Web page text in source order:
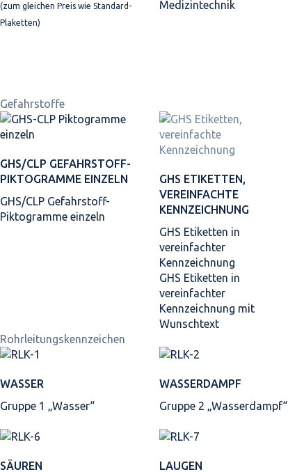
(zum gleichen Preis wie Standard-
Plaketten)
Medizintechnik
Gefahrstoffe
GHS/CLP GEFAHRSTOFF-
PIKTOGRAMME EINZELN
GHS/CLP Gefahrstoff-
Piktogramme einzeln
GHS ETIKETTEN,
VEREINFACHTE
KENNZEICHNUNG
GHS Etiketten in
vereinfachter
Kennzeichnung
GHS Etiketten in
vereinfachter
Kennzeichnung mit
Wunschtext
Rohrleitungskennzeichen
WASSER
Gruppe 1 „Wasser“
WASSERDAMPF
Gruppe 2 „Wasserdampf“
SÄUREN
LAUGEN